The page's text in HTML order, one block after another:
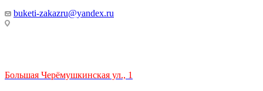
buketi-zakazru@yandex.ru
Большая Черёмушкинская ул., 1